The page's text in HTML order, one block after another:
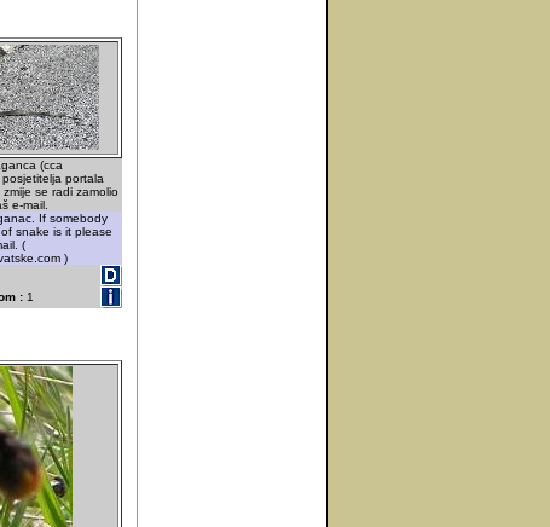
(cca
portala
se radi zamolio
e-mail.
If somebody
snake is it please
(
)
: 1